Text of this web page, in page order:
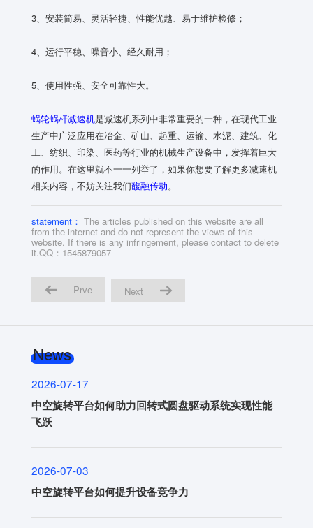
3、安装简易、灵活轻捷、性能优越、易于维护检修；
4、运行平稳、噪音小、经久耐用；
5、使用性强、安全可靠性大。
蜗轮蜗杆减速机是减速机系列中非常重要的一种，在现代工业
生产中广泛应用在冶金、矿山、起重、运输、水泥、建筑、化
工、纺织、印染、医药等行业的机械生产设备中，发挥着巨大
的作用。在这里就不一一列举了，如果你想要了解更多减速机
相关内容，不妨关注我们馥融传动。
statement： The articles published on this website are all
from the internet and do not represent the views of this
website. If there is any infringement, please contact to delete
it.QQ：1545879057
Prve Next
News
2026-07-17
中空旋转平台如何助力回转式圆盘驱动系统实现性能
飞跃
2026-07-03
中空旋转平台如何提升设备竞争力